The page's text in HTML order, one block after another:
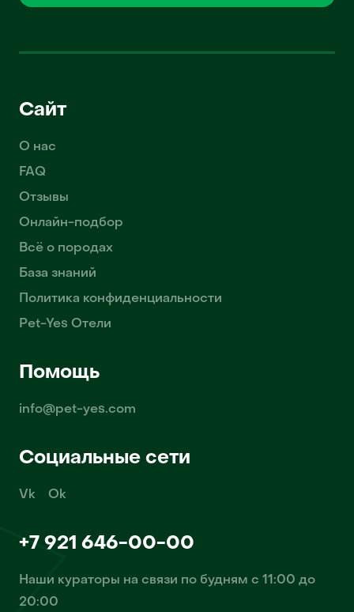
Сайт
О нас
FAQ
Отзывы
Онлайн-подбор
Всё о породах
База знаний
Политика конфиденциальности
Pet-Yes Отели
Помощь
info@pet-yes.com
Социальные сети
Vk Ok
+7 921 646-00-00
Наши кураторы на связи по будням с 11:00 до
20:00